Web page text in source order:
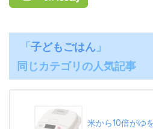
「子どもごはん 」
同じカテゴリの人気記事
米から10倍がゆ